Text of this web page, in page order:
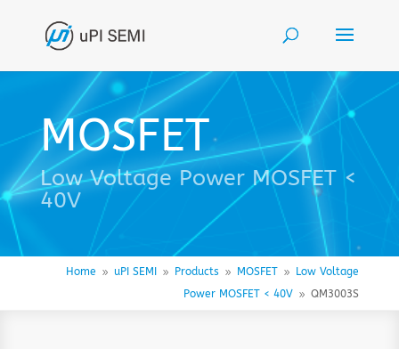
MOSFET
Low Voltage Power MOSFET <
40V
Home 9 uPI SEMI 9 Products 9 MOSFET 9
Low Voltage
Power MOSFET < 40V 9 QM3003S